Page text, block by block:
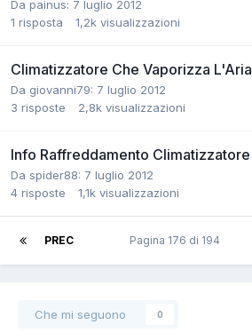
Da painus: 7 luglio 2012
1 risposta 1,2k visualizzazioni
Climatizzatore Che Vaporizza L'Aria
Da giovanni79: 7 luglio 2012
3 risposte 2,8k visualizzazioni
Info Raffreddamento Climatizzatore
Da spider88: 7 luglio 2012
4 risposte 1,1k visualizzazioni
PREC Pagina 176 di 194
Che mi seguono 0